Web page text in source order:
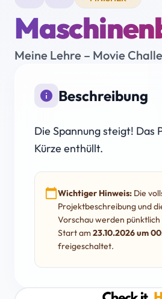
Meine Lehre – Movie
info Beschreibung
Die Spannung steigt! Das
Kürze enthüllt.
calendar_todayWichtiger Hinweis: Die
Projektbeschreibung und
Vorschau werden
Start am23.10.2026 um
freigeschaltet.